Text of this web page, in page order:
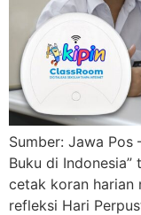
Sumber: Jawa Pos
Buku di
cetak koran harian
refleksi Hari